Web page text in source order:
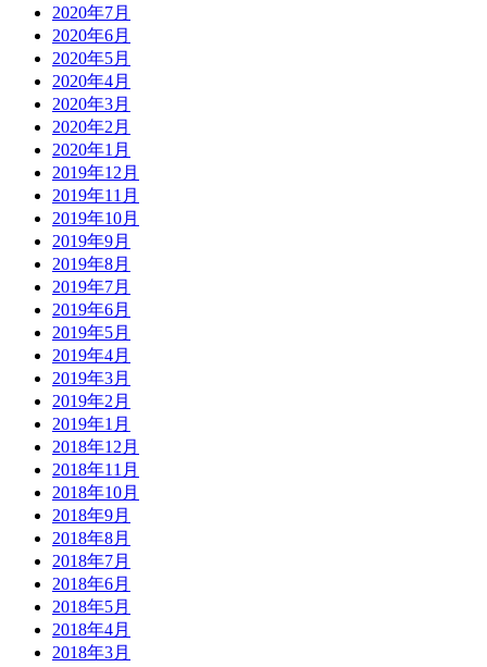
2020年7月
2020年6月
2020年5月
2020年4月
2020年3月
2020年2月
2020年1月
2019年12月
2019年11月
2019年10月
2019年9月
2019年8月
2019年7月
2019年6月
2019年5月
2019年4月
2019年3月
2019年2月
2019年1月
2018年12月
2018年11月
2018年10月
2018年9月
2018年8月
2018年7月
2018年6月
2018年5月
2018年4月
2018年3月